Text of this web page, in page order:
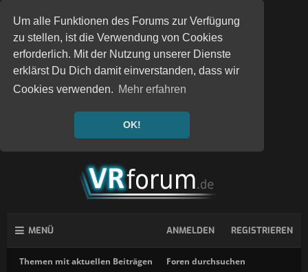
Um alle Funktionen des Forums zur Verfügung
zu stellen, ist die Verwendung von Cookies
erforderlich. Mit der Nutzung unserer Dienste
erklärst Du Dich damit einverstanden, dass wir
Cookies verwenden. Mehr erfahren
OK!
MENÜ
Themen mit aktuellen Beiträgen Foren durchsuchen
ANMELDEN REGISTRIEREN